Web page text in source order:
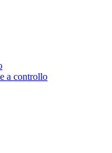
a controllo